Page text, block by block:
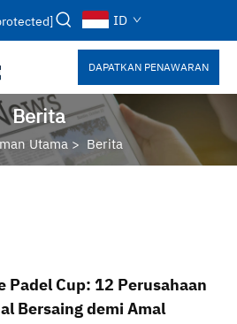
ID
DAPATKAN PENAWARAN
Berita
Utama > Berita
Padel Cup: 12 Perusahaan
Bersaing demi Amal